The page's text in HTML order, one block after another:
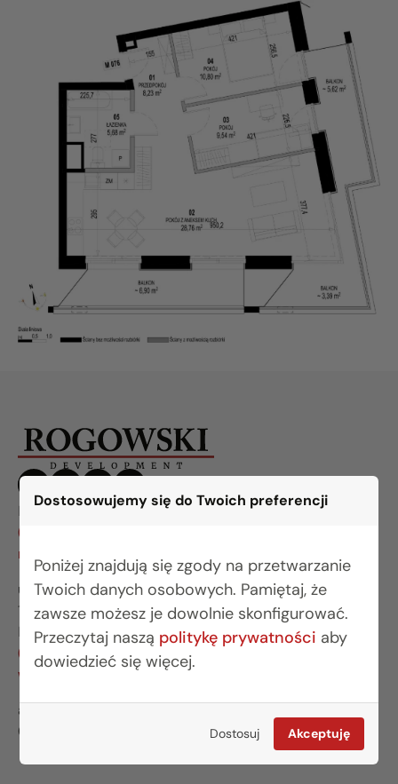
Dostosowujemy się do Twoich preferencji
Poniżej znajdują się zgody na przetwarzanie
Twoich danych osobowych. Pamiętaj, że
zawsze możesz je dowolnie skonfigurować.
Przeczytaj naszą politykę prywatności aby
dowiedzieć się więcej.
Dostosuj Akceptuję
BIURO BIAŁYSTOK
(85) 749 99 09
mieszkania@rogowskidevelopment.pl
ul. Legionowa 28 lok. 202
15-281 Białystok
BIURO WARSZAWA
(22) 642 03 55
warszawa@rogowskidevelopment.pl
al. Wilanowska 67E lok. U5
02-765 Warszawa